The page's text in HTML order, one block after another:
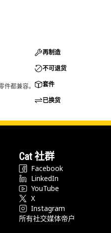
都兼容。
再制造
不可退货
套件
已换货
Cat 社群
Facebook
LinkedIn
YouTube
X
Instagram
所有社交媒体帝户